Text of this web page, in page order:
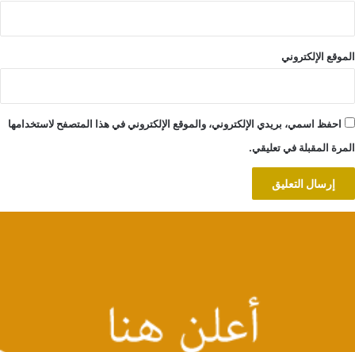
الموقع الإلكتروني
احفظ اسمي، بريدي الإلكتروني، والموقع الإلكتروني في هذا المتصفح لاستخدامها
المرة المقبلة في تعليقي.